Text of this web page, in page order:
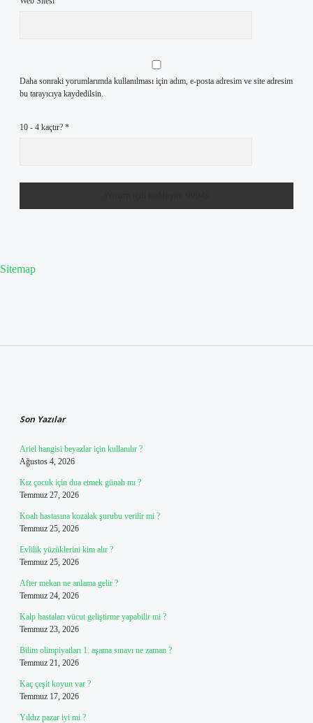
Daha sonraki yorumlarımda kullanılması için adım, e-posta adresim ve site adresim
bu tarayıcıya kaydedilsin.
10 - 4 kaçtır? *
Sitemap
Son Yazılar
Ariel hangisi beyazlar için kullanılır ?
Ağustos 4, 2026
Kız çocuk için dua etmek günah mı ?
Temmuz 27, 2026
Koah hastasına kozalak şurubu verilir mi ?
Temmuz 25, 2026
Evlilik yüzüklerini kim alır ?
Temmuz 25, 2026
After mekan ne anlama gelir ?
Temmuz 24, 2026
Kalp hastaları vücut geliştirme yapabilir mi ?
Temmuz 23, 2026
Bilim olimpiyatları 1. aşama sınavı ne zaman ?
Temmuz 21, 2026
Kaç çeşit koyun var ?
Temmuz 17, 2026
Yıldız pazar iyi mi ?